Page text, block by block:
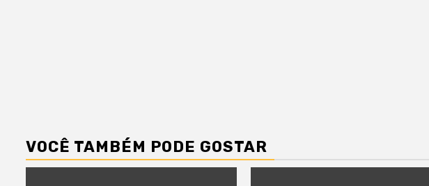
VOCÊ TAMBÉM PODE GOSTAR